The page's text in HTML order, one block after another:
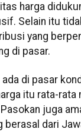
harga
Selain itu
yang
di pasar.
ada di pasar
itu rata-rata
juga
berasal dari